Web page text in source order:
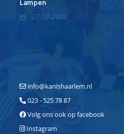
Lampen
27-10-2020
info@kanishaarlem.nl
023 - 525 78 87
Volg ons ook op facebook
Instagram